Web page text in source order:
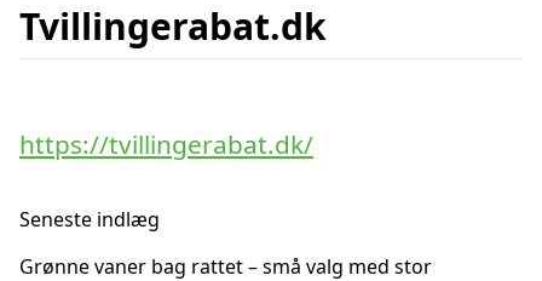
Tvillingerabat.dk
https://tvillingerabat.dk/
Seneste indlæg
Grønne vaner bag rattet – små valg med stor